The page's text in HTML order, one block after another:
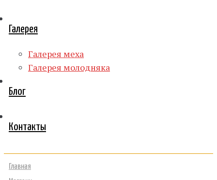
Галерея
Галерея меха
Галерея молодняка
Блог
Контакты
Главная